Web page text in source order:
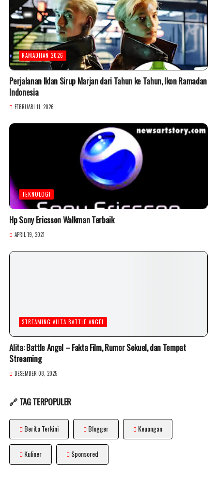
RAMADHAN 2026
Perjalanan Iklan Sirup Marjan dari Tahun ke Tahun, Ikon Ramadan
Indonesia
FEBRUARI 11, 2026
TEKNOLOGI
Hp Sony Ericsson Walkman Terbaik
APRIL 19, 2021
STREAMING ALITA BATTLE ANGEL
Alita: Battle Angel – Fakta Film, Rumor Sekuel, dan Tempat
Streaming
DESEMBER 08, 2025
🔗 TAG TERPOPULER
Berita Terkini Blogger Keuangan
Kuliner Sponsored